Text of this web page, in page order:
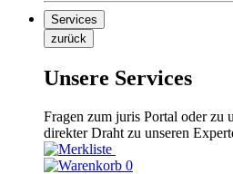
Services
zurück
Unsere Services
Fragen zum juris Portal oder zu
direkter Draht zu unseren
0